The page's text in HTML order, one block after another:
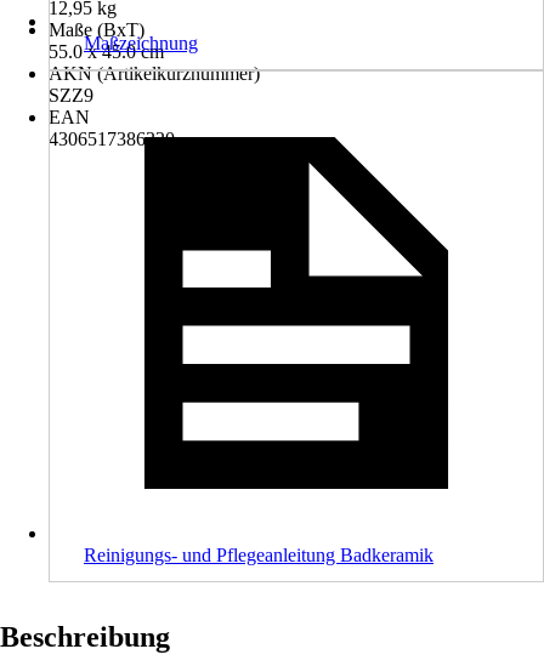
12,95 kg
Maße (BxT)
55.0 x 45.0 cm
AKN (Artikelkurznummer)
SZZ9
EAN
4306517386320
Maßzeichnung
Reinigungs- und Pflegeanleitung Badkeramik
Beschreibung